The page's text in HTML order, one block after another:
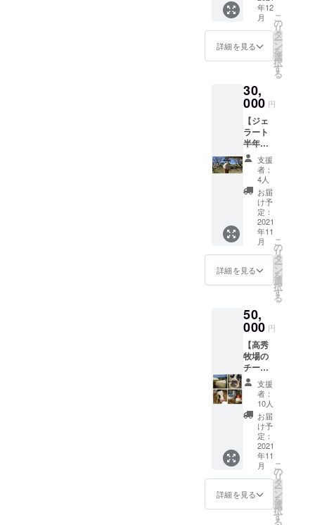
しま
す。
1/4カッ
ト 1個
いすみ
の白い
ツァレ
ラ 1個
フロ
マー
ジュ・
ブラ
ン 1
個 果実
のﾌﾛﾏｰ
ｼﾞｭ・ﾌﾞ
ﾗﾝ 1
味しく
楽しく
学べる
リアル
な酪農
現場で
です。
日程
は、双
方の都
合の良
い日で
調整さ
せてい
ただけ
ればと
思いま
す。 所
要時
間：約2
時間30
分 体験
内容：
牛に
つい
て、牛
乳につ
いて、
酪農家
につい
て、な
ど牧場
内を施
設を見
学しな
がら
年12
月
詳細を見る
こ
の
リ
タ
ー
ン
を
選
択
す
る
30,
000 円
【ジェ
ラート
半年間
引換
券】 お
好きな
ジェ
ラート
を1日1
個引換
できま
す。 毎
日でも
食べた
くなる
ジェ
ト、新
フレー
バーも
季節に
合わせ
て出し
ている
ので、
お楽し
みいた
だける
かと思
いま
す。サ
イズや
入れ物
は問い
支援
者：
4人
お届
け予
定：
2021
年11
月
詳細を見る
こ
の
リ
タ
ー
ン
を
選
択
す
る
50,
000 円
【高秀
牧場の
チーズ
セッ
ト】×4
回分 高
秀牧場
のチー
ズセッ
トを、
春夏秋
冬に合
わせて
季節に
合わせ
たセッ
支援
者：
10人
お届
け予
定：
2021
年11
月
詳細を見る
こ
の
リ
タ
ー
ン
を
選
択
す
る